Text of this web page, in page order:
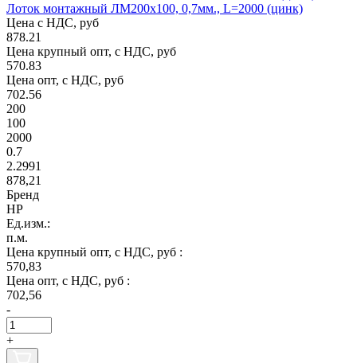
Лоток монтажный ЛМ200х100, 0,7мм., L=2000 (цинк)
Цена с НДС, руб
878.21
Цена крупный опт, с НДС, руб
570.83
Цена опт, с НДС, руб
702.56
200
100
2000
0.7
2.2991
878,21
Бренд
НР
Ед.изм.:
п.м.
Цена крупный опт, с НДС, руб :
570,83
Цена опт, с НДС, руб :
702,56
-
+